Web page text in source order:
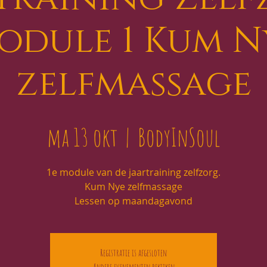
1 Kum
zelfmassage
ma 13 okt
  |
BodyInSoul
1e module van de jaartraining zelfzorg.
Kum Nye zelfmassage
Lessen op maandagavond
Registratie is afgesloten